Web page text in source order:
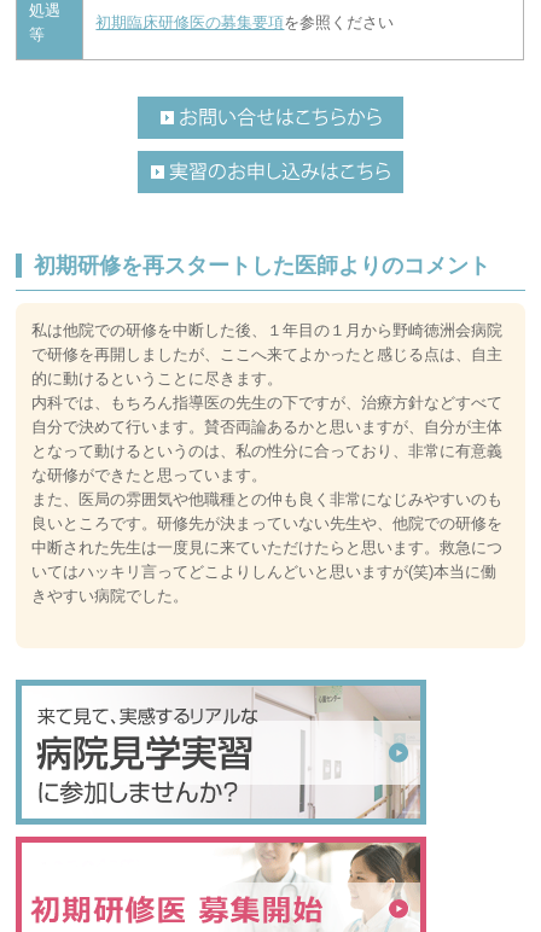
処遇
等
初期臨床研修医の募集要項を参照ください
初期研修を再スタートした医師よりのコメント
私は他院での研修を中断した後、１年目の１月から野崎徳洲会病院
で研修を再開しましたが、ここへ来てよかったと感じる点は、自主
的に動けるということに尽きます。
内科では、もちろん指導医の先生の下ですが、治療方針などすべて
自分で決めて行います。賛否両論あるかと思いますが、自分が主体
となって動けるというのは、私の性分に合っており、非常に有意義
な研修ができたと思っています。
また、医局の雰囲気や他職種との仲も良く非常になじみやすいのも
良いところです。研修先が決まっていない先生や、他院での研修を
中断された先生は一度見に来ていただけたらと思います。救急につ
いてはハッキリ言ってどこよりしんどいと思いますが(笑)本当に働
きやすい病院でした。